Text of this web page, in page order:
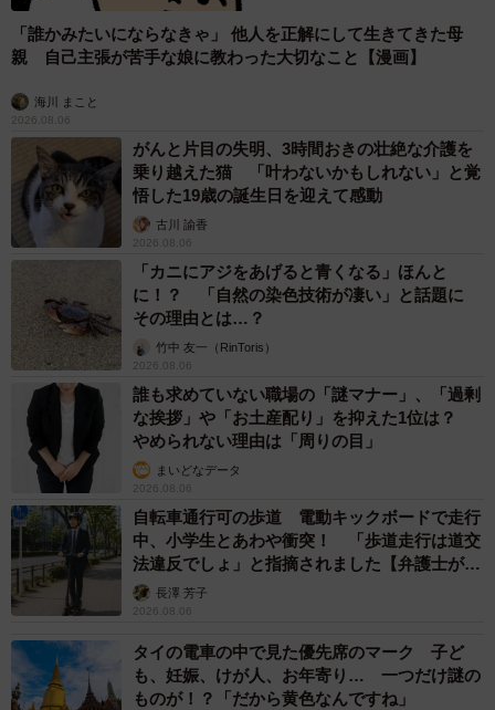
「誰かみたいにならなきゃ」 他人を正解にして生きてきた母
親 自己主張が苦手な娘に教わった大切なこと【漫画】
海川 まこと
2026.08.06
がんと片目の失明、3時間おきの壮絶な介護を
乗り越えた猫 「叶わないかもしれない」と覚
悟した19歳の誕生日を迎えて感動
古川 諭香
2026.08.06
「カニにアジをあげると青くなる」ほんと
に！？ 「自然の染色技術が凄い」と話題に
その理由とは…？
竹中 友一（RinToris）
2026.08.06
誰も求めていない職場の「謎マナー」、「過剰
な挨拶」や「お土産配り」を抑えた1位は？
やめられない理由は「周りの目」
まいどなデータ
2026.08.06
自転車通行可の歩道 電動キックボードで走行
中、小学生とあわや衝突！ 「歩道走行は道交
法違反でしょ」と指摘されました【弁護士が解
説】長澤 芳子
2026.08.06
タイの電車の中で見た優先席のマーク 子ど
も、妊娠、けが人、お年寄り… 一つだけ謎の
ものが！？「だから黄色なんですね」